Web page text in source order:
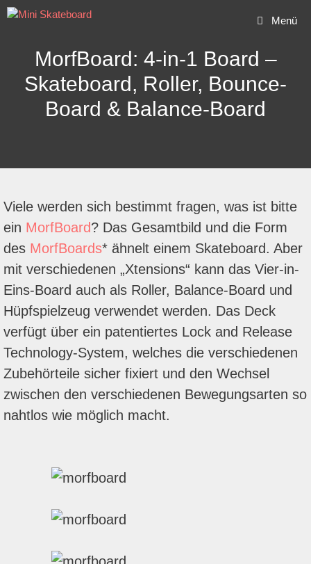
Zum
springen
Menü
MorfBoard: 4-in-1 Board –
Skateboard, Roller, Bounce-
Board & Balance-Board
Viele werden sich bestimmt fragen, was ist bitte
ein MorfBoard? Das Gesamtbild und die Form
des MorfBoards* ähnelt einem Skateboard. Aber
mit verschiedenen „Xtensions“ kann das Vier-in-
Eins-Board auch als Roller, Balance-Board und
Hüpfspielzeug verwendet werden. Das Deck
verfügt über ein patentiertes Lock and Release
Technology-System, welches die verschiedenen
Zubehörteile sicher fixiert und den Wechsel
zwischen den verschiedenen Bewegungsarten so
nahtlos wie möglich macht.